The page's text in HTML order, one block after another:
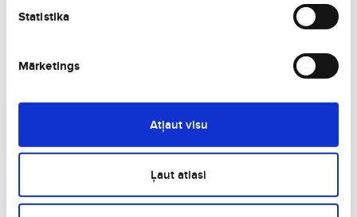
Statistika
Mārketings
Atļaut visu
Ļaut atlasi
Vienā virzienā
€199
€210
€265
02. 09., T €269